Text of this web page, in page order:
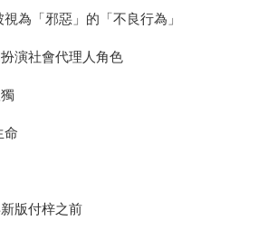
「邪惡」的「不良行為」
社會代理人角色
版付梓之前